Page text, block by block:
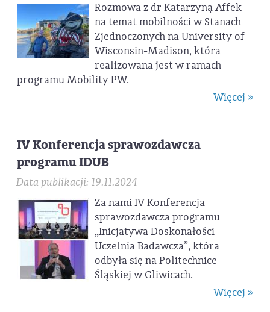
Rozmowa z dr Katarzyną Affek
na temat mobilności w Stanach
Zjednoczonych na University of
Wisconsin-Madison, która
realizowana jest w ramach
programu Mobility PW.
Więcej »
IV Konferencja sprawozdawcza
programu IDUB
Data publikacji: 19.11.2024
Za nami IV Konferencja
sprawozdawcza programu
„Inicjatywa Doskonałości -
Uczelnia Badawcza”, która
odbyła się na Politechnice
Śląskiej w Gliwicach.
Więcej »